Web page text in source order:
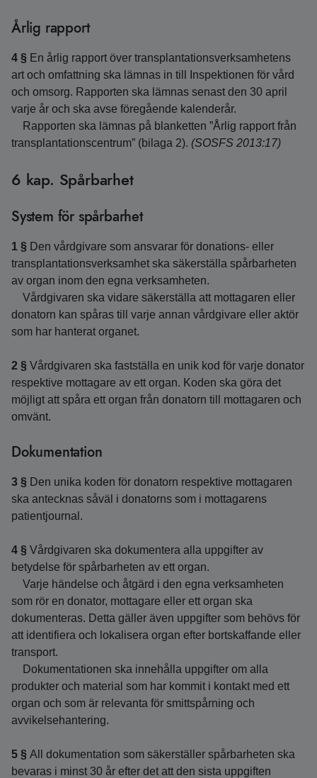
Årlig rapport
4 § En årlig rapport över transplantationsverksamhetens
art och omfattning ska lämnas in till Inspektionen för vård
och omsorg. Rapporten ska lämnas senast den 30 april
varje år och ska avse föregående kalenderår.
Rapporten ska lämnas på blanketten ”Årlig rapport från
transplantationscentrum” (bilaga 2). (SOSFS 2013:17)
6 kap. Spårbarhet
System för spårbarhet
1 § Den vårdgivare som ansvarar för donations- eller
transplantationsverksamhet ska säkerställa spårbarheten
av organ inom den egna verksamheten.
Vårdgivaren ska vidare säkerställa att mottagaren eller
donatorn kan spåras till varje annan vårdgivare eller aktör
som har hanterat organet.
2 § Vårdgivaren ska fastställa en unik kod för varje donator
respektive mottagare av ett organ. Koden ska göra det
möjligt att spåra ett organ från donatorn till mottagaren och
omvänt.
Dokumentation
3 § Den unika koden för donatorn respektive mottagaren
ska antecknas såväl i donatorns som i mottagarens
patientjournal.
4 § Vårdgivaren ska dokumentera alla uppgifter av
betydelse för spårbarheten av ett organ.
Varje händelse och åtgärd i den egna verksamheten
som rör en donator, mottagare eller ett organ ska
dokumenteras. Detta gäller även uppgifter som behövs för
att identifiera och lokalisera organ efter bortskaffande eller
transport.
Dokumentationen ska innehålla uppgifter om alla
produkter och material som har kommit i kontakt med ett
organ och som är relevanta för smittspårning och
avvikelsehantering.
5 § All dokumentation som säkerställer spårbarheten ska
bevaras i minst 30 år efter det att den sista uppgiften